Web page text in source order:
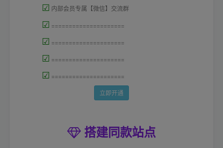
☑ 内部会员专属【微信】交流群
☑ =====================
☑ =====================
☑ =====================
☑ =====================
立即开通
搭建同款站点